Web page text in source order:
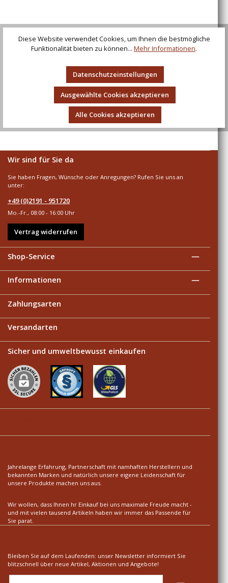
Wappenschild aus Stahl Dieser Wappenschild von
Ulfberth® ist äußerst robust und für Vollkontakt-
Bewertungen
Wir sind für Sie da
Sie haben Fragen, Wünsche oder Anregungen? Rufen Sie uns an
unter:
+49 (0)2191 - 951720
Mo.-Fr., 08:00 - 16:00 Uhr
Vertrag widerrufen
Shop-Service
Informationen
Zahlungsarten
Versandarten
Sicher und umweltbewusst einkaufen
Jahrelange Erfahrung, Partnerschaft mit namhaften Herstellern und
bekannten Marken und natürlich unsere eigene Leidenschaft für
unsere Produkte machen uns aus.
Wir wollen, dass Ihnen hr Einkauf bei uns maximale Freude macht -
und mit vielen tausend Artikeln haben wir immer das Passende für
Sie parat.
Bleiben Sie auf dem Laufenden: unser Newsletter informiert Sie
blitzschnell über neue Artikel, Aktionen und Angebote!
Diese Website verwendet Cookies, um Ihnen die bestmögliche
Funktionalität bieten zu können... Mehr Informationen.
Datenschutzeinstellungen
Ausgewählte Cookies akzeptieren
Alle Cookies akzeptieren